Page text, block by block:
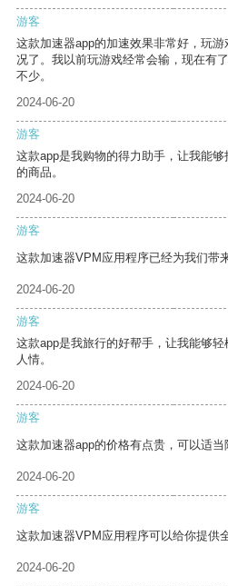
游客
这款加速器app的加速效果非常好，玩
况了。我以前玩游戏经常会输，现在有
不少。
2024-06-20
游客
这款app是我购物的得力助手，让我能
的商品。
2024-06-20
游客
这款加速器VPM应用程序已经为我们带
2024-06-20
游客
这款app是我旅行的好帮手，让我能够
人情。
2024-06-20
游客
这款加速器app的价格有点贵，可以适当
2024-06-20
游客
这款加速器VPM应用程序可以给你提供
2024-06-20